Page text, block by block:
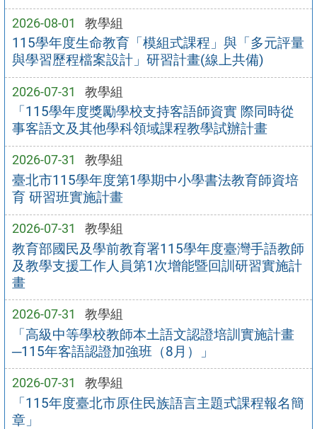
2026-08-01 教學組
115學年度生命教育「模組式課程」與「多元評量
與學習歷程檔案設計」研習計畫(線上共備)
2026-07-31 教學組
「115學年度獎勵學校支持客語師資實 際同時從
事客語文及其他學科領域課程教學試辦計畫
2026-07-31 教學組
臺北市115學年度第1學期中小學書法教育師資培
育 研習班實施計畫
2026-07-31 教學組
教育部國民及學前教育署115學年度臺灣手語教師
及教學支援工作人員第1次增能暨回訓研習實施計
畫
2026-07-31 教學組
「高級中等學校教師本土語文認證培訓實施計畫
─115年客語認證加強班（8月）」
2026-07-31 教學組
「115年度臺北市原住民族語言主題式課程報名簡
章」